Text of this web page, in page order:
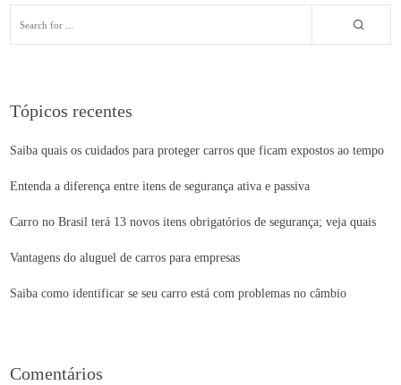
Tópicos recentes
Saiba quais os cuidados para proteger carros que ficam expostos ao tempo
Entenda a diferença entre itens de segurança ativa e passiva
Carro no Brasil terá 13 novos itens obrigatórios de segurança; veja quais
Vantagens do aluguel de carros para empresas
Saiba como identificar se seu carro está com problemas no câmbio
Comentários